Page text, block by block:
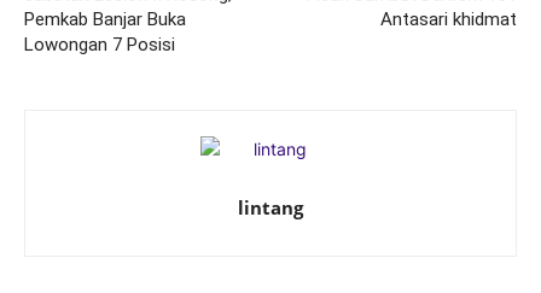
Pemkab Banjar Buka
Lowongan 7 Posisi
Antasari khidmat
lintang